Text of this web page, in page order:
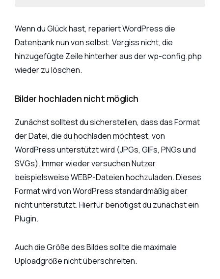
Wenn du Glück hast, repariert WordPress die
Datenbank nun von selbst. Vergiss nicht, die
hinzugefügte Zeile hinterher aus der wp-config.php
wieder zu löschen.
Bilder hochladen nicht möglich
Zunächst solltest du sicherstellen, dass das Format
der Datei, die du hochladen möchtest, von
WordPress unterstützt wird (JPGs, GIFs, PNGs und
SVGs). Immer wieder versuchen Nutzer
beispielsweise WEBP-Dateien hochzuladen. Dieses
Format wird von WordPress standardmäßig aber
nicht unterstützt. Hierfür benötigst du zunächst ein
Plugin.
Auch die Größe des Bildes sollte die maximale
Uploadgröße nicht überschreiten.